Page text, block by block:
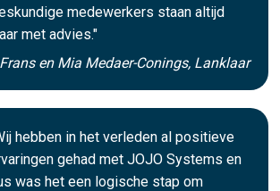
medewerkers staan altijd
met advies."
en Mia Medaer-Conings, Lanklaar
hebben in het verleden al positieve
gehad met JOJO Systems en
was het een logische stap om